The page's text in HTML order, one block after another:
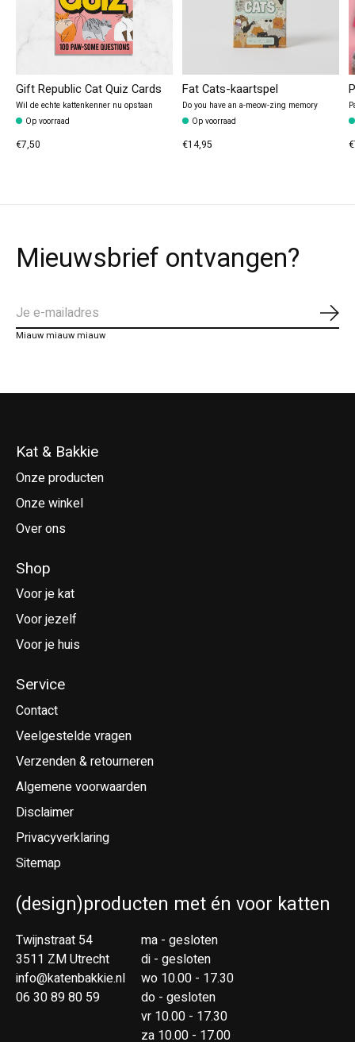
Gift Republic Cat Quiz Cards
Wil de echte kattenkenner nu opstaan
Op voorraad
€7,50
Fat Cats-kaartspel
Do you have an a-meow-zing memory
Op voorraad
€14,95
Mieuwsbrief ontvangen?
Miauw miauw miauw
Kat & Bakkie
Onze producten
Onze winkel
Over ons
Shop
Voor je kat
Voor jezelf
Voor je huis
Service
Contact
Veelgestelde vragen
Verzenden & retourneren
Algemene voorwaarden
Disclaimer
Privacyverklaring
Sitemap
(design)producten met én voor katten
Twijnstraat 54
3511 ZM Utrecht
info@katenbakkie.nl
06 30 89 80 59
ma - gesloten
di - gesloten
wo 10.00 - 17.30
do - gesloten
vr 10.00 - 17.30
za 10.00 - 17.00